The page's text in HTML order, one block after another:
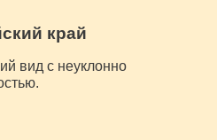
край
вид с неуклонно